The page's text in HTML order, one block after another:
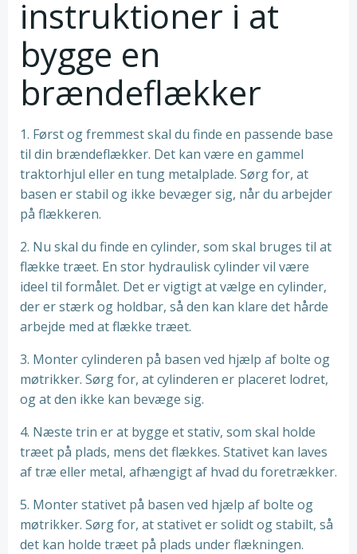
instruktioner i at
bygge en
brændeflækker
1. Først og fremmest skal du finde en passende base
til din brændeflækker. Det kan være en gammel
traktorhjul eller en tung metalplade. Sørg for, at
basen er stabil og ikke bevæger sig, når du arbejder
på flækkeren.
2. Nu skal du finde en cylinder, som skal bruges til at
flække træet. En stor hydraulisk cylinder vil være
ideel til formålet. Det er vigtigt at vælge en cylinder,
der er stærk og holdbar, så den kan klare det hårde
arbejde med at flække træet.
3. Monter cylinderen på basen ved hjælp af bolte og
møtrikker. Sørg for, at cylinderen er placeret lodret,
og at den ikke kan bevæge sig.
4. Næste trin er at bygge et stativ, som skal holde
træet på plads, mens det flækkes. Stativet kan laves
af træ eller metal, afhængigt af hvad du foretrækker.
5. Monter stativet på basen ved hjælp af bolte og
møtrikker. Sørg for, at stativet er solidt og stabilt, så
det kan holde træet på plads under flækningen.